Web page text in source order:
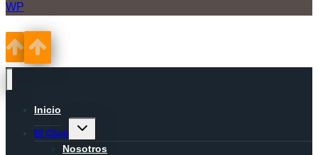
WP
Inicio
El Club
Alternar
hijo
Nosotros